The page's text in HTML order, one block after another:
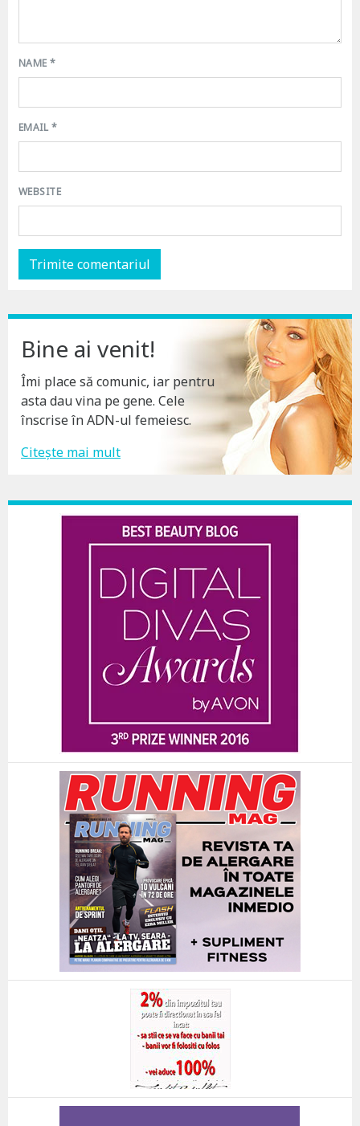
NAME*
EMAIL*
WEBSITE
Bine ai venit!
Îmi place să comunic, iar pentru
asta dau vina pe gene. Cele
înscrise în ADN-ul femeiesc.
Citește mai mult